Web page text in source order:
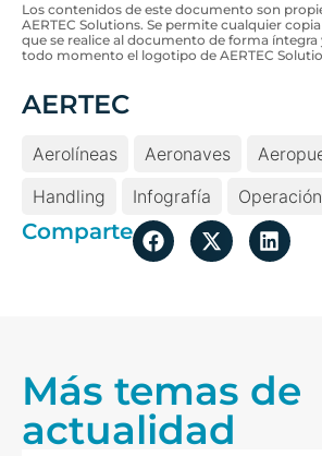
Los contenidos de este documento son
AERTEC Solutions. Se permite cualquier
que se realice al documento de forma íntegra
todo momento el logotipo de AERTEC
AERTEC
Aerolíneas Aeronaves
Handling
Infografía
Comparte
Más temas de
actualidad